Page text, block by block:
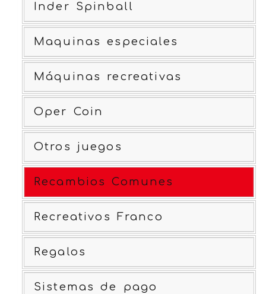
Inder Spinball
Maquinas especiales
Máquinas recreativas
Oper Coin
Otros juegos
Recambios Comunes
Recreativos Franco
Regalos
Sistemas de pago